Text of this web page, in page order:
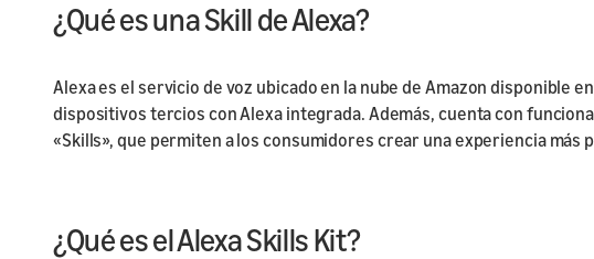
Producto a
¿Qué es una Skill de Alexa?
Alexa es el servicio de voz ubicado en la nube de Amazon disponible
dispositivos tercios con Alexa integrada. Además, cuenta con
«Skills», que permiten a los consumidores crear una experiencia más
¿Qué es el Alexa Skills Kit?